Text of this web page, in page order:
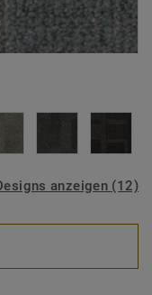
anzeigen (12)